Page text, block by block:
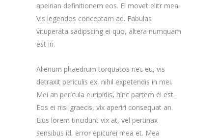
apeirian definitionem eos. Ei movet elitr mea.
Vis legendos conceptam ad. Fabulas
vituperata sadipscing ei quo, altera numquam
est in.
Alienum phaedrum torquatos nec eu, vis
detraxit periculis ex, nihil expetendis in mei.
Mei an pericula euripidis, hinc partem ei est.
Eos ei nisl graecis, vix aperiri consequat an.
Eius lorem tincidunt vix at, vel pertinax
sensibus id, error epicurei mea et. Mea